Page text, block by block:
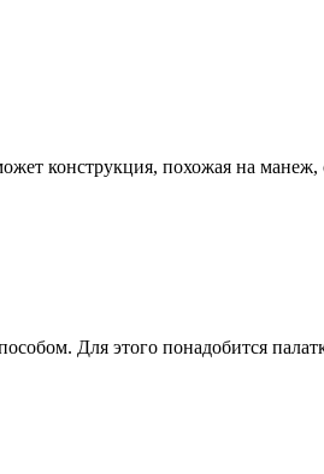
конструкция, похожая на
Для этого понадобится